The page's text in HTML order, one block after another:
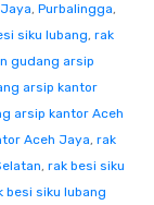
, Purbalingga,
siku lubang, rak
gudang arsip
arsip kantor
arsip kantor Aceh
Aceh Jaya, rak
, rak besi siku
besi siku lubang